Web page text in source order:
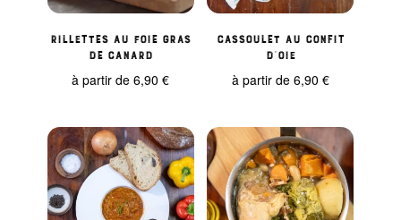
Rillettes au foie gras
de Canard
à partir de6,90€
Cassoulet au confit
d’oie
à partir de 6,90 €